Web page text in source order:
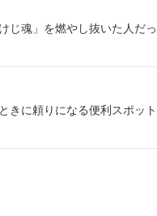
じ魂」を燃やし抜いた人だっ
きに頼りになる便利スポット